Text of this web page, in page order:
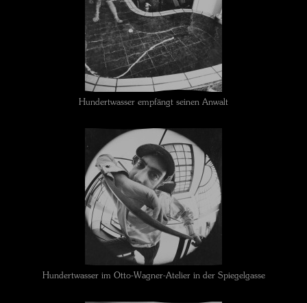
Hundertwasser empfängt seinen Anwalt
Hundertwasser im Otto-Wagner-Atelier in der Spiegelgasse